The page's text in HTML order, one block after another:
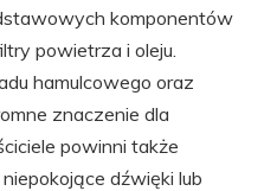
komponentów
powietrza i oleju.
hamulcowego oraz
znaczenie dla
powinni także
dźwięki lub